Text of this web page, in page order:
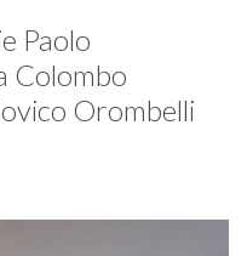
Paolo
Colombo
Orombelli